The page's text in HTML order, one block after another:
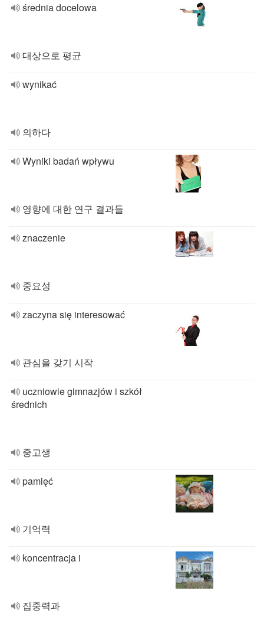
średnia docelowa
대상으로 평균
wynikać
의하다
Wyniki badań wpływu
영향에 대한 연구 결과들
znaczenie
중요성
zaczyna się interesować
관심을 갖기 시작
uczniowie gimnazjów i szkół
średnich
중고생
pamięć
기억력
koncentracja i
집중력과